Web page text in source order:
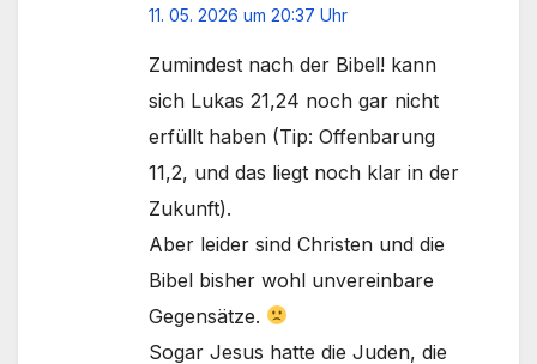
11. 05. 2026 um 20:37 Uhr
Zumindest nach der Bibel! kann
sich Lukas 21,24 noch gar nicht
erfüllt haben (Tip: Offenbarung
11,2, und das liegt noch klar in der
Zukunft).
Aber leider sind Christen und die
Bibel bisher wohl unvereinbare
Gegensätze.
Sogar Jesus hatte die Juden, die